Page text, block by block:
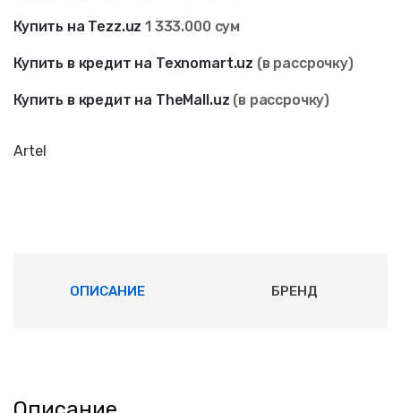
Купить на Tezz.uz 1 333.000 сум
Купить в кредит на Texnomart.uz (в рассрочку)
Купить в кредит на TheMall.uz (в рассрочку)
Artel
ОПИСАНИЕ БРЕНД